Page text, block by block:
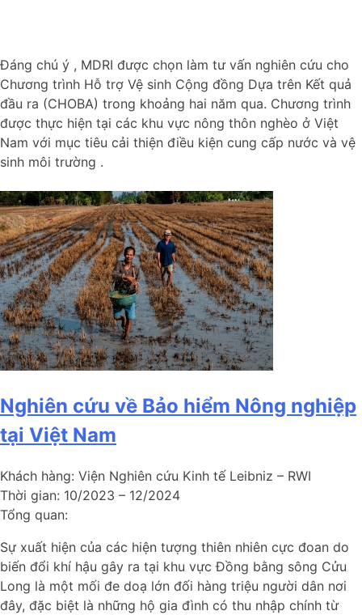
Đáng chú ý , MDRI được chọn làm tư vấn nghiên cứu cho
Chương trình Hỗ trợ Vệ sinh Cộng đồng Dựa trên Kết quả
đầu ra (CHOBA) trong khoảng hai năm qua. Chương trình
được thực hiện tại các khu vực nông thôn nghèo ở Việt
Nam với mục tiêu cải thiện điều kiện cung cấp nước và vệ
sinh môi trường .
Nghiên cứu về Bảo hiểm Nông nghiệp
tại Việt Nam
Khách hàng: Viện Nghiên cứu Kinh tế Leibniz – RWI
Thời gian: 10/2023 – 12/2024
Tổng quan:
Sự xuất hiện của các hiện tượng thiên nhiên cực đoan do
biến đổi khí hậu gây ra tại khu vực Đồng bằng sông Cửu
Long là một mối đe doạ lớn đối hàng triệu người dân nơi
đây, đặc biệt là những hộ gia đình có thu nhập chính từ